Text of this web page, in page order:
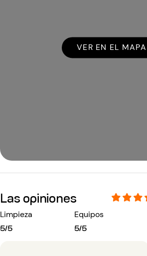
VER EN EL MAPA
Las opiniones
Limpieza
5/5
Equipos
5/5